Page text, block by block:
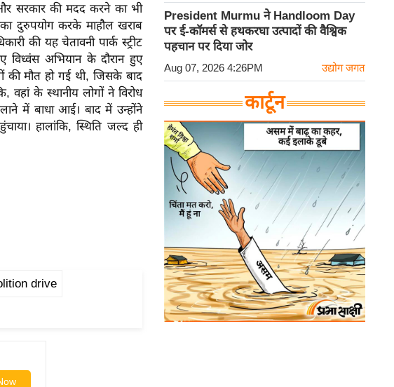
सरकार की मदद करने का भी
का दुरुपयोग करके माहौल खराब
की यह चेतावनी पार्क स्ट्रीट
अभियान के दौरान हुए
मौत हो गई थी, जिसके बाद
वहां के स्थानीय लोगों ने विरोध
में बाधा आई। बाद में उन्होंने
हालांकि, स्थिति जल्द ही
drive
President Murmu ने Handloom Day
पर ई-कॉमर्स से हथकरघा उत्पादों की वैश्विक
पहचान पर दिया जोर
Aug 07, 2026 4:26PM उद्योग जगत
कार्टून